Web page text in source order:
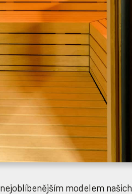
modelem našich